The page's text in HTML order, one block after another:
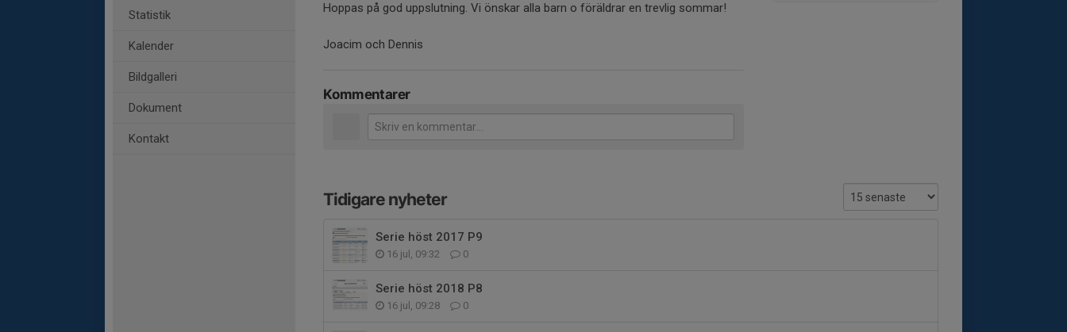
Statistik
Kalender
Bildgalleri
Dokument
Kontakt
Hoppas på god uppslutning. Vi önskar alla barn o föräldrar en trevlig sommar!
Joacim och Dennis
Kommentarer
Tidigare nyheter
Serie höst 2017 P9
16 jul, 09:32 0
Serie höst 2018 P8
16 jul, 09:28 0